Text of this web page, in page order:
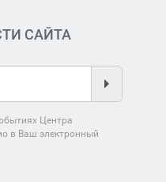
САЙТА
Центра
в Ваш электронный